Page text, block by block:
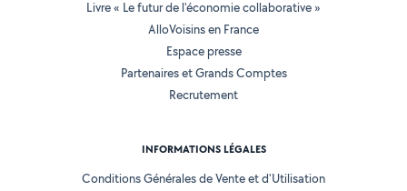
Livre « Le futur de l'économie collaborative »
AlloVoisins en France
Espace presse
Partenaires et Grands Comptes
Recrutement
INFORMATIONS LÉGALES
Conditions Générales de Vente et d'Utilisation